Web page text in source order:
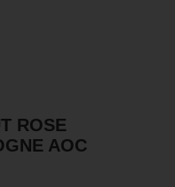
ROSE
AOC